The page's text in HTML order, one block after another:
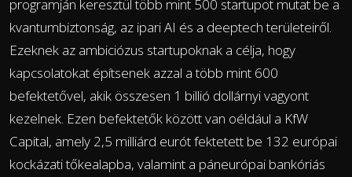
programján keresztül több mint 500 startupot mutat be a
kvantumbiztonság, az ipari AI és a deeptech területeiről.
Ezeknek az ambiciózus startupoknak a célja, hogy
kapcsolatokat építsenek azzal a több mint 600
befektetővel, akik összesen 1 billió dollárnyi vagyont
kezelnek. Ezen befektetők között van oéldául a KfW
Capital, amely 2,5 milliárd eurót fektetett be 132 európai
kockázati tőkealapba, valamint a páneurópai bankóriás